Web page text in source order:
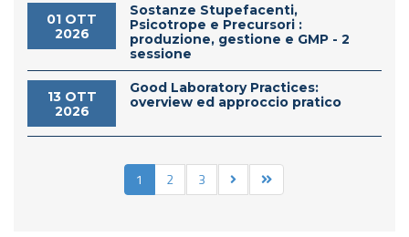
01 OTT
2026
Sostanze Stupefacenti,
Psicotrope e Precursori :
produzione, gestione e GMP - 2
sessione
13 OTT
2026
Good Laboratory Practices:
overview ed approccio pratico
1 2 3